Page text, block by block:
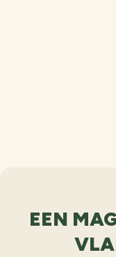
EEN